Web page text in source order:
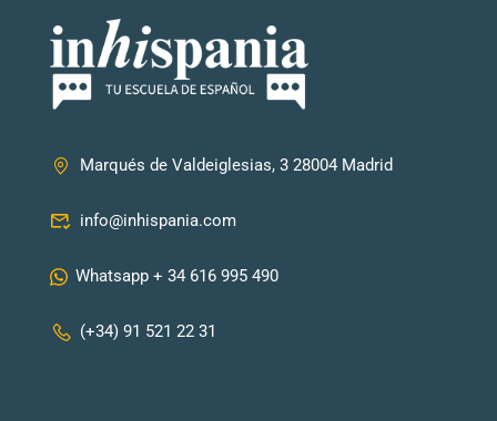
Marqués de Valdeiglesias, 3 28004 Madrid
info@inhispania.com
Whatsapp + 34 616 995 490
(+34) 91 521 22 31